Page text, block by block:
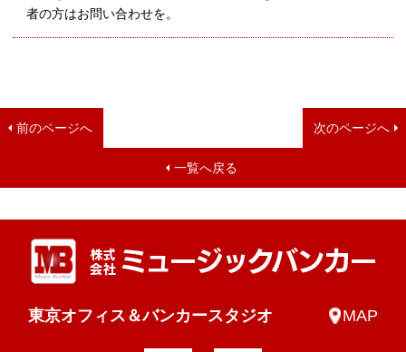
者の方はお問い合わせを。
前のページへ 次のページへ
一覧へ戻る
東京オフィス＆バンカースタジオ MAP